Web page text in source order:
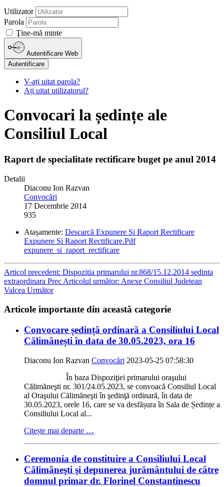
Utilizator
Parola
Ţine-mă minte
Autentificare Web
Autentificare
V-ați uitat parola?
Ați uitat utilizatorul?
Convocari la ședințe ale
Consiliul Local
Raport de specialitate rectificare buget pe anul 2014
Detalii
Diaconu Ion Razvan
Convocări
17 Decembrie 2014
935
Atașamente: Descarcă Expunere Si Raport Rectificare
Expunere Si Raport Rectificare.Pdf
expunere_si_raport_rectificare
Articol precedent: Dispozitia primarului nr.868/15.12.2014 sedinta
extraordinara Prec Articolul următor: Anexe Consiliul Judetean
Valcea Următor
Articole importante din această categorie
Convocare ședință ordinară a Consiliului Local
Călimănești în data de 30.05.2023, ora 16
Diaconu Ion Razvan Convocări 2023-05-25 07:58:30
În baza Dispoziţiei primarului oraşului
Călimăneşti nr. 301/24.05.2023, se convoacă Consiliul Local
al Oraşului Călimăneşti în şedinţă ordinară, în data de
30.05.2023, orele 16, care se va desfășura în Sala de Ședințe a
Consiliului Local al...
Citește mai departe …
Ceremonia de constituire a Consiliului Local
Călimăneşti şi depunerea jurământului de către
domnul primar dr. Florinel Constantinescu